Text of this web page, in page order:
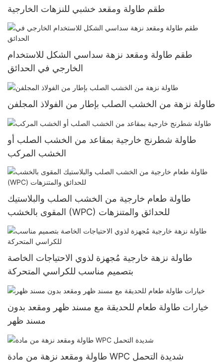
طقم طاولة ومقعد خشبي للنزهات الخارجية
طقم طاولة ومقعد نزهة سداسي الشكل للاستخدام
الخارجي في الحدائق
طاولة نزهة من الخشب الصلب بإطار من الفولاذ المجلفن
طاولة شطرنج خارجية بمقاعد من الخشب الصلب أو
الخشب المركب
طاولة طعام خارجية من الخشب الصلب والبلاستيك
المقوى بالخشب (WPC) للحدائق والمتنزهات
طاولة نزهة خارجية مُجهزة لذوي الاحتياجات الخاصة
بتصميم مناسب للكراسي المتحركة
خيارات طاولة طعام للحديقة مع مسند ظهر ومقعد بدون
مسند ظهر
طاولة ومقعد نزهة من مادة WPC شديدة التحمل